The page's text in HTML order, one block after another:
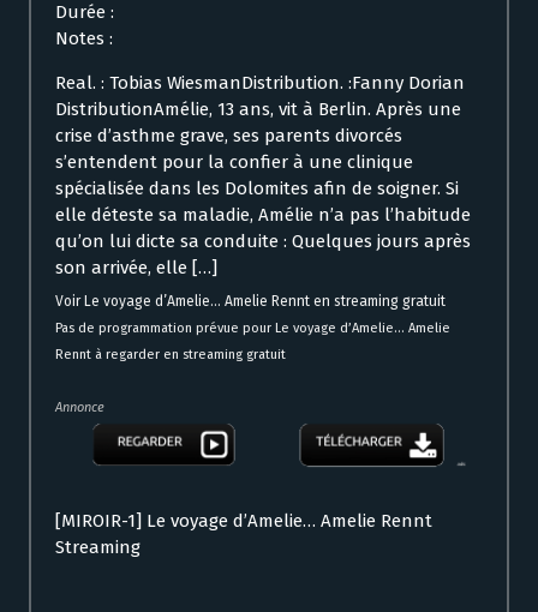
Durée :
Notes :
Real. : Tobias WiesmanDistribution. :Fanny Dorian
DistributionAmélie, 13 ans, vit à Berlin. Après une
crise d’asthme grave, ses parents divorcés
s’entendent pour la confier à une clinique
spécialisée dans les Dolomites afin de soigner. Si
elle déteste sa maladie, Amélie n’a pas l’habitude
qu’on lui dicte sa conduite : Quelques jours après
son arrivée, elle […]
Voir Le voyage d’Amelie… Amelie Rennt en streaming gratuit
Pas de programmation prévue pour Le voyage d’Amelie… Amelie
Rennt à regarder en streaming gratuit
Annonce
[MIROIR-1] Le voyage d’Amelie… Amelie Rennt
Streaming